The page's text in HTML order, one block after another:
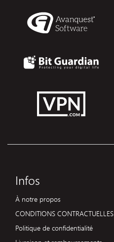
Infos
À notre propos
CONDITIONS CONTRACTUELLES
Politique de confidentialité